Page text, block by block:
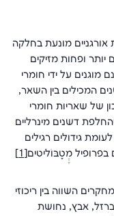
אורגניים מוּנעת בחלקה
יותר ופחות מזיקים
מוגנים על ידי חומרי
המכילים בין השאר,
של שאריות חומרי
דשנים מינרליים
גידולים רגילים
בפרופיל מֶֶטָבּוֹליטים
השווה בין ריכוזי
ברזל, אבץ, נחושת